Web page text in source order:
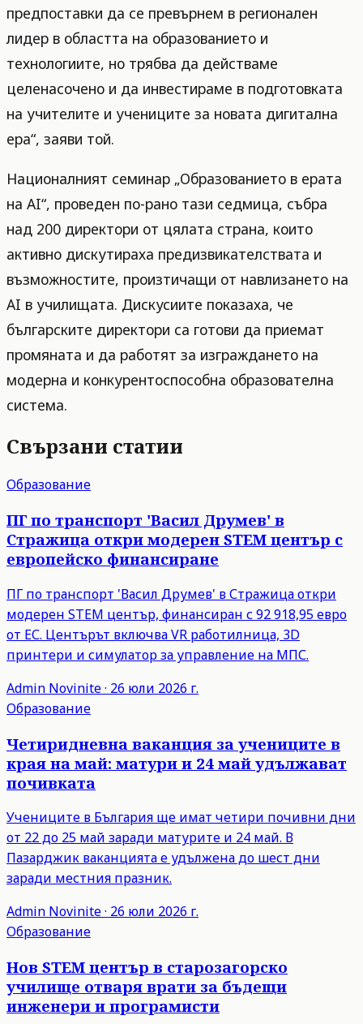
предпоставки да се превърнем в регионален
лидер в областта на образованието и
технологиите, но трябва да действаме
целенасочено и да инвестираме в подготовката
на учителите и учениците за новата дигитална
ера“, заяви той.
Националният семинар „Образованието в ерата
на AI“, проведен по-рано тази седмица, събра
над 200 директори от цялата страна, които
активно дискутираха предизвикателствата и
възможностите, произтичащи от навлизането на
AI в училищата. Дискусиите показаха, че
българските директори са готови да приемат
промяната и да работят за изграждането на
модерна и конкурентоспособна образователна
система.
Свързани статии
Образование
ПГ по транспорт 'Васил Друмев' в
Стражица откри модерен STEM център с
европейско финансиране
ПГ по транспорт 'Васил Друмев' в Стражица откри
модерен STEM център, финансиран с 92 918,95 евро
от ЕС. Центърът включва VR работилница, 3D
принтери и симулатор за управление на МПС.
Admin Novinite· 26 юли 2026 г.
Образование
Четиридневна ваканция за учениците в
края на май: матури и 24 май удължават
почивката
Учениците в България ще имат четири почивни дни
от 22 до 25 май заради матурите и 24 май. В
Пазарджик ваканцията е удължена до шест дни
заради местния празник.
Admin Novinite· 26 юли 2026 г.
Образование
Нов STEM център в старозагорско
училище отваря врати за бъдещи
инженери и програмисти